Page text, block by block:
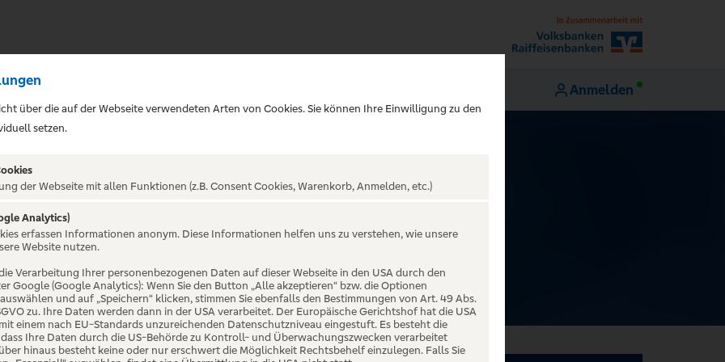
Anmelden
Laughing
über die auf der Webseite verwendeten Arten von Cookies. Sie können Ihre Einwilligung zu den
setzen.
der Webseite mit allen Funktionen (z.B. Consent Cookies, Warenkorb, Anmelden, etc.)
Analytics)
erfassen Informationen anonym. Diese Informationen helfen uns zu verstehen, wie unsere
Website nutzen.
Verarbeitung Ihrer personenbezogenen Daten auf dieser Webseite in den USA durch den
Google (Google Analytics): Wenn Sie den Button „Alle akzeptieren“ bzw. die Optionen
und auf „Speichern“ klicken, stimmen Sie ebenfalls den Bestimmungen von Art. 49 Abs.
zu. Ihre Daten werden dann in der USA verarbeitet. Der Europäische Gerichtshof hat die USA
einem nach EU-Standards unzureichenden Datenschutzniveau eingestuft. Es besteht die
Ihre Daten durch die US-Behörde zu Kontroll- und Überwachungszwecken verarbeitet
hinaus besteht keine oder nur erschwert die Möglichkeit Rechtsbehelf einzulegen. Falls Sie